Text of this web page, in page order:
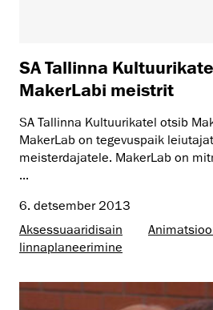
SA Tallinna
MakerLabi meistrit
SA Tallinna Kultuurikatel otsib
MakerLab on tegevuspaik
meisterdajatele. MakerLab on
...
6. detsember 2013
Aksessuaaridisain
linnaplaneerimine